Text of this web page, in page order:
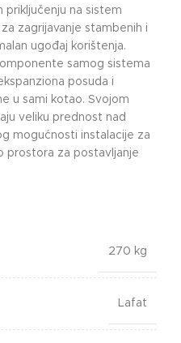
priključenju na sistem
zagrijavanje stambenih i
ugođaj korištenja.
samog sistema
posuda i
u sami kotao. Svojom
veliku prednost nad
mogućnosti instalacije za
prostora za postavljanje
270 kg
Lafat